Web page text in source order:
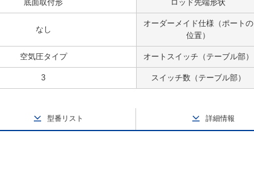
底面取付形 ロッド先端形状
なし
オーダーメイド仕様（ポートの
位置）
空気圧タイプ オートスイッチ（テーブル部）
3 スイッチ数（テーブル部）
型番リスト 詳細情報